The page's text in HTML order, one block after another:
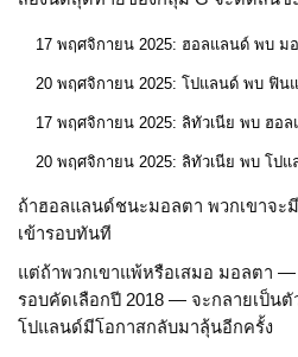
17 พฤศจิกายน 2025: ฮอลแลนด์ พบ ม
20 พฤศจิกายน 2025: โปแลนด์ พบ ฟิน
17 พฤศจิกายน 2025: ลิทัวเนีย พบ ฮอ
20 พฤศจิกายน 2025: ลิทัวเนีย พบ โป
ถ้าฮอลแลนด์ชนะมอลตา พวกเขาจะ
เข้ารอบทันที
แต่ถ้าพวกเขาแพ้หรือเสมอ มอลตา
รอบคัดเลือกปี 2018 — จะกลายเป็น
โปแลนด์มีโอกาสกลับมาลุ้นอีกครั้ง